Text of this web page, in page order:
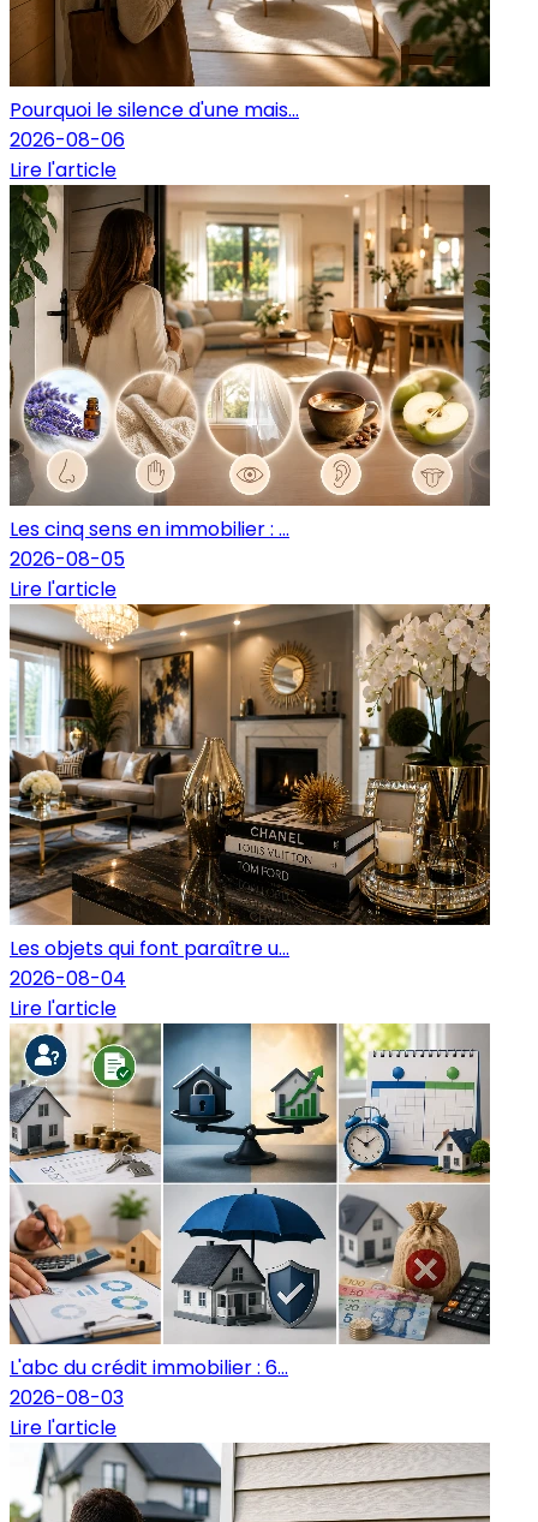
Pourquoi le silence d'une mais...
2026-08-06
Lire l'article
Les cinq sens en immobilier : ...
2026-08-05
Lire l'article
Les objets qui font paraître u...
2026-08-04
Lire l'article
L'abc du crédit immobilier : 6...
2026-08-03
Lire l'article